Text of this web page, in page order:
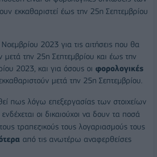
εκκαθαριστεί έως την 25η Σεπτεμβρίου
2023 για τις αιτήσεις που θα
μετά την 25η Σεπτεμβρίου και έως την
2023, και για όσους οι φορολογικές
μετά την 25η Σεπτεμβρίου.
πως λόγω επεξεργασίας των στοιχείων
οι δικαιούχοι να δουν τα ποσά
τραπεζικούς τους λογαριασμούς τους
από τις ανωτέρω αναφερθείσες